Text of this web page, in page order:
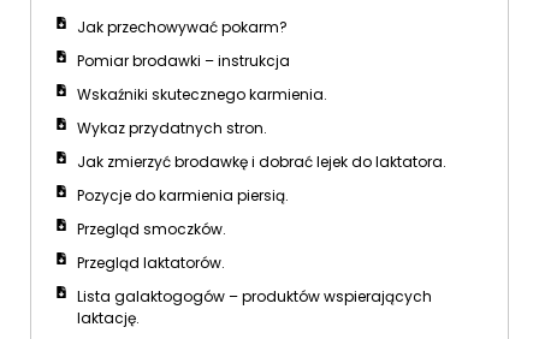
Jak przechowywać pokarm?
Pomiar brodawki – instrukcja
Wskaźniki skutecznego karmienia.
Wykaz przydatnych stron.
Jak zmierzyć brodawkę i dobrać lejek do laktatora.
Pozycje do karmienia piersią.
Przegląd smoczków.
Przegląd laktatorów.
Lista galaktogogów – produktów wspierających
laktację.